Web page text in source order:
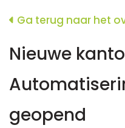
Ga terug naar het
Nieuwe
geopend